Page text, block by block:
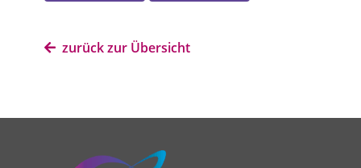
zurück zur Übersicht